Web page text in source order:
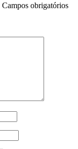
Campos obrigatórios